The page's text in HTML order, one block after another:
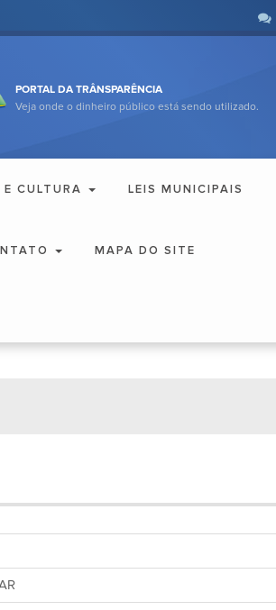
PORTAL DA TRÂNSPARÊNCIA
Veja onde o dinheiro público está sendo utilizado.
CULTURA LEIS MUNICIPAIS
MAPA DO SITE